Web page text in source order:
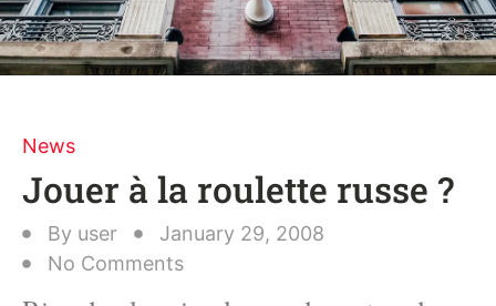
News
Jouer à la roulette russe ?
By user
January 29, 2008
No Comments